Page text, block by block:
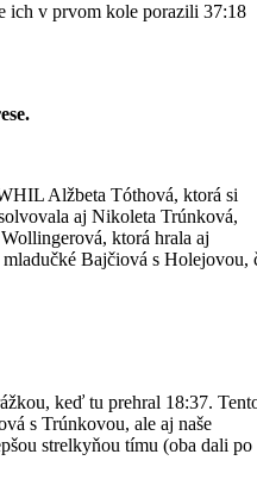
ich v prvom kole porazili 37:18
Alžbeta Tóthová, ktorá si
aj Nikoleta Trúnková,
ktorá hrala aj
mladučké Bajčiová s Holejovou,
keď tu prehral 18:37.
s Trúnkovou, ale aj naše
strelkyňou tímu (oba dali po